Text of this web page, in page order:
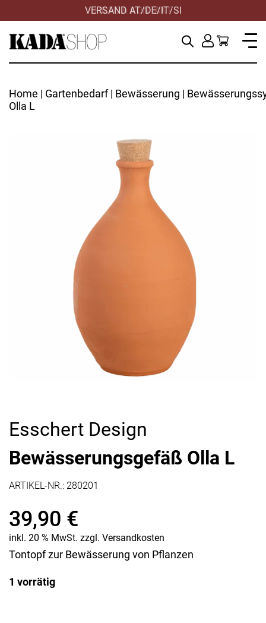
HILFE & KONTAKT
VERSAND AT/DE/IT/SI
Home | Gartenbedarf| Bewässerung |
Olla L
Esschert Design
Bewässerungsgefäß Olla L
ARTIKEL-NR.: 280201
39,90 €
inkl. 20 % MwSt. zzgl. Versandkosten
Tontopf zur Bewässerung von Pflanzen
1 vorrätig